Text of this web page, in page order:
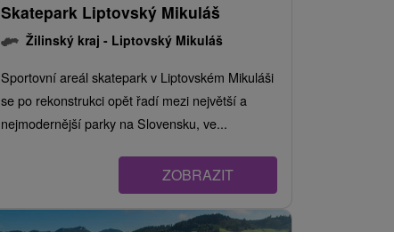
Skatepark Liptovský Mikuláš
Žilinský kraj - Liptovský Mikuláš
Sportovní areál skatepark v Liptovském Mikuláši
se po rekonstrukci opět řadí mezi největší a
nejmodernější parky na Slovensku, ve...
ZOBRAZIT